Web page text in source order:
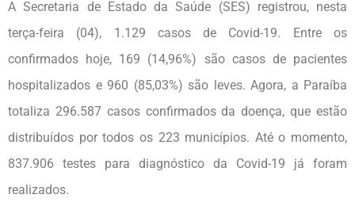
A Secretaria de Estado da Saúde (SES) registrou, nesta
terça-feira (04), 1.129 casos de Covid-19. Entre os
confirmados hoje, 169 (14,96%) são casos de pacientes
hospitalizados e 960 (85,03%) são leves. Agora, a Paraíba
totaliza 296.587 casos confirmados da doença, que estão
distribuídos por todos os 223 municípios. Até o momento,
837.906 testes para diagnóstico da Covid-19 já foram
realizados.